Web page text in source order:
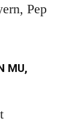
Pep
MU,